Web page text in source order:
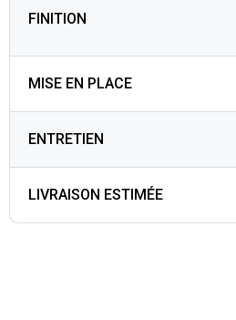
FINITION
MISE EN PLACE
ENTRETIEN
LIVRAISON ESTIMÉE